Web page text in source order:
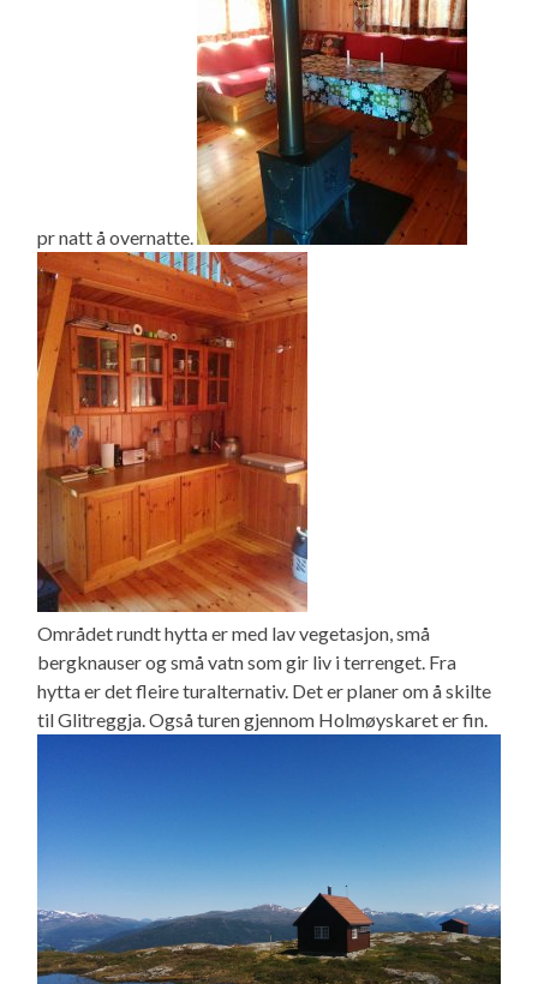
pr natt å overnatte.
Området rundt hytta er med lav vegetasjon, små
bergknauser og små vatn som gir liv i terrenget. Fra
hytta er det fleire turalternativ. Det er planer om å skilte
til Glitreggja. Også turen gjennom Holmøyskaret er fin.